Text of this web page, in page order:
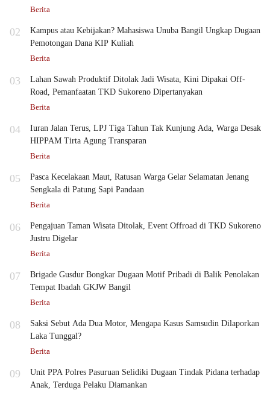
Berita
02
Kampus atau Kebijakan? Mahasiswa Unuba Bangil Ungkap Dugaan
Pemotongan Dana KIP Kuliah
Berita
03
Lahan Sawah Produktif Ditolak Jadi Wisata, Kini Dipakai Off-
Road, Pemanfaatan TKD Sukoreno Dipertanyakan
Berita
04
Iuran Jalan Terus, LPJ Tiga Tahun Tak Kunjung Ada, Warga Desak
HIPPAM Tirta Agung Transparan
Berita
05
Pasca Kecelakaan Maut, Ratusan Warga Gelar Selamatan Jenang
Sengkala di Patung Sapi Pandaan
Berita
06
Pengajuan Taman Wisata Ditolak, Event Offroad di TKD Sukoreno
Justru Digelar
Berita
07
Brigade Gusdur Bongkar Dugaan Motif Pribadi di Balik Penolakan
Tempat Ibadah GKJW Bangil
Berita
08
Saksi Sebut Ada Dua Motor, Mengapa Kasus Samsudin Dilaporkan
Laka Tunggal?
Berita
09
Unit PPA Polres Pasuruan Selidiki Dugaan Tindak Pidana terhadap
Anak, Terduga Pelaku Diamankan